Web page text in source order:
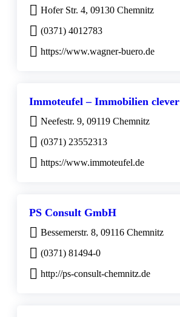
Hofer Str. 4, 09130 Chemnitz
(0371) 4012783
https://www.wagner-buero.de
Immoteufel – Immobilien
Neefestr. 9, 09119 Chemnitz
(0371) 23552313
https://www.immoteufel.de
PS Consult GmbH
Bessemerstr. 8, 09116 Chemnitz
(0371) 81494-0
http://ps-consult-chemnitz.de